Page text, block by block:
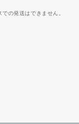
の発送はできません。